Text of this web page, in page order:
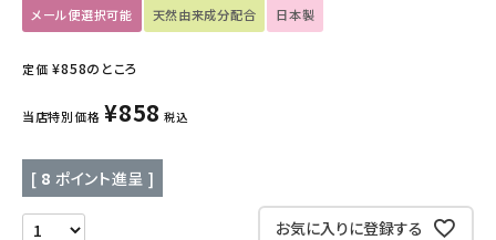
フード・ドリンク
ブランド
定期購入
メール便選択可能 天然由来成分配合 日本製
定価 ¥858のところ
当店特別価格 ¥858 税込
[ 8 ポイント進呈 ]
お気に入りに登録する